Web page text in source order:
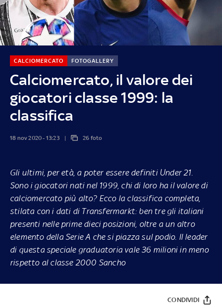
Calciomercato, il valore dei
giocatori classe 1999: la
classifica
CALCIOMERCATO FOTOGALLERY
18 nov 2020 - 13:23 26 foto
Gli ultimi, per età, a poter essere definiti Under 21.
Sono i giocatori nati nel 1999, chi di loro ha il valore di
calciomercato più alto? Ecco la classifica completa,
stilata con i dati di Transfermarkt: ben tre gli italiani
presenti nelle prime dieci posizioni, oltre a un altro
elemento della Serie A che si piazza sul podio. Il leader
di questa speciale graduatoria vale 36 milioni in meno
rispetto al classe 2000 Sancho
CONDIVIDI